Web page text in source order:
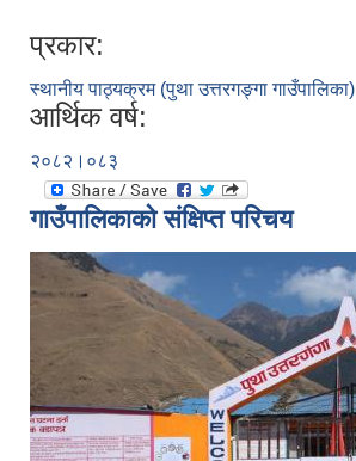
प्रकार:
स्थानीय पाठ्यक्रम (पुथा उत्तरगङ्गा गाउँपालिका)
आर्थिक वर्ष:
२०८२।०८३
गाउँपालिकाको संक्षिप्त परिचय